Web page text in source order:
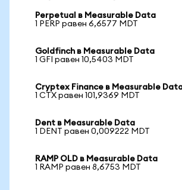
Perpetual в Measurable Data
1 PERP равен 6,6577 MDT
Goldfinch в Measurable Data
1 GFI равен 10,5403 MDT
Cryptex Finance в Measurable
1 CTX равен 101,9369 MDT
Dent в Measurable Data
1 DENT равен 0,009222 MDT
RAMP OLD в Measurable Data
1 RAMP равен 8,6753 MDT